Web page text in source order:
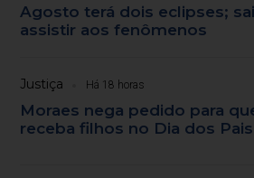
Agosto terá dois eclipses;
assistir aos fenômenos
Justiça Há 18 horas
Moraes nega pedido para
receba filhos no Dia dos Pais